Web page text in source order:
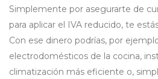
Simplemente por asegurarte de
para aplicar el IVA reducido, te
Con ese dinero podrías, por
electrodomésticos de la cocina,
climatización más eficiente o,